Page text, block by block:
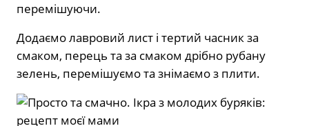
перемішуючи.
Додаємо лавровий лист і тертий часник за
смаком, перець та за смаком дрібно рубану
зелень, перемішуємо та знімаємо з плити.